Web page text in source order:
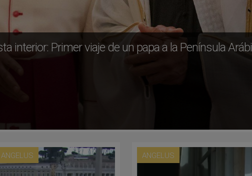
interior: Primer viaje de un papa a la Península
ANGELUS ANGELUS